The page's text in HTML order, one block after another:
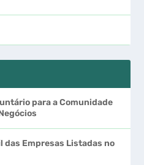
para a Comunidade
das Empresas Listadas no